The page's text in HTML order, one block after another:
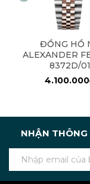
ĐỒNG HỒ
ALEXANDER
8372D/01
NHẬN